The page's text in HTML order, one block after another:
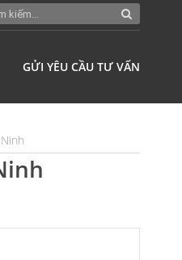
GỬI YÊU CẦU TƯ VẤN